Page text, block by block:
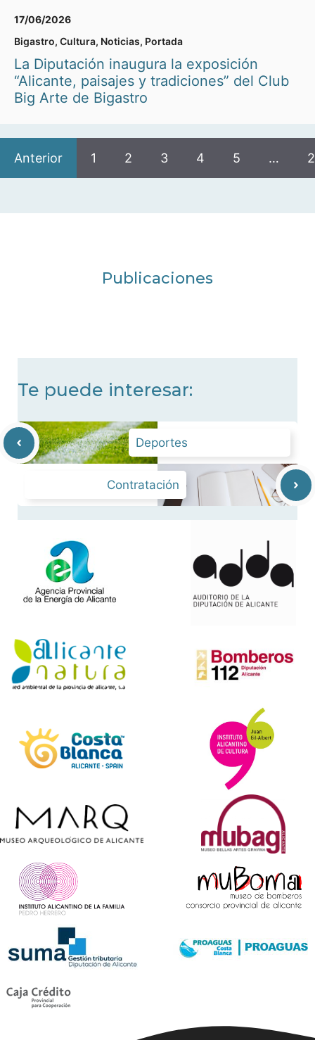
17/06/2026
Bigastro, Cultura, Noticias, Portada
La Diputación inaugura la exposición
“Alicante, paisajes y tradiciones” del Club
Big Arte de Bigastro
Anterior 1 2 3 4 5 …
Publicaciones
Te puede interesar:
Deportes
Contratación